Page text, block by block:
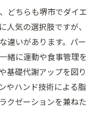
限引き出す続け方
ダイエット成功事
ジムの組み合わせ
エステと運動の選
どちらも堺市でダイエ
人気の選択肢ですが、
違いがあります。パー
緒に運動や食事管理を
基礎代謝アップを図り
やハンド技術による脂
クゼーションを兼ねた